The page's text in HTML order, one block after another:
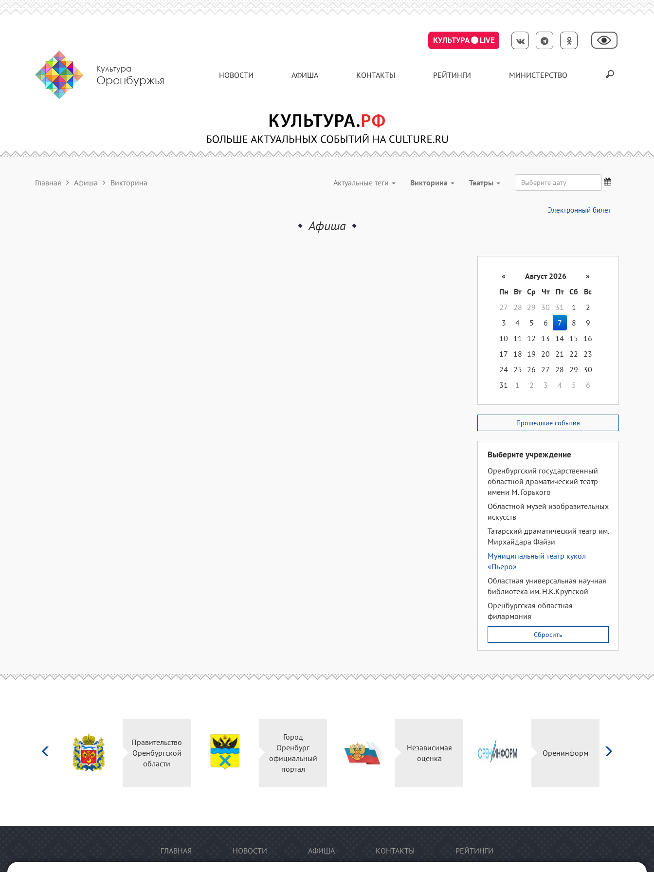
КУЛЬТУРА LIVE
Культура
Оренбуржья НОВОСТИ АФИША КОНТАКТЫ РЕЙТИНГИ МИНИСТЕРСТВО
Главная Афиша Викторина Актуальные теги Викторина Театры
Электронный билет
Афиша
« Август 2026
»
Пн
Вт Ср Чт Пт Сб
Вс
27
28 29 30 31 1
2
3
4 5 6 7 8
9
10
11 12 13 14 15
16
17
18 19 20 21 22
23
24 25 26 27 28 29
30
31
1 2 3 4 5 6
Прошедшие события
Выберите учреждение
Оренбургский государственный
областной драматический театр
имени М. Горького
Областной музей изобразительных
искусств
Татарский драматический театр им.
Мирхайдара Файзи
Муниципальный театр кукол
«Пьеро»
Областная универсальная научная
библиотека им. Н.К.Крупской
Оренбургская областная
филармония
Сбросить
Правительство
Оренбургской
области
Город
Оренбург
официальный
портал
Независимая
оценка
Оренинформ
ГЛАВНАЯ НОВОСТИ АФИША КОНТАКТЫ РЕЙТИНГИ